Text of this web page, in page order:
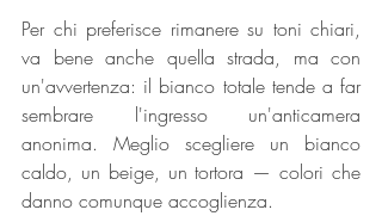
Per chi preferisce rimanere su toni chiari,
va bene anche quella strada, ma con
un'avvertenza: il bianco totale tende a far
sembrare l'ingresso un'anticamera
anonima. Meglio scegliere un bianco
caldo, un beige, un tortora — colori che
danno comunque accoglienza.